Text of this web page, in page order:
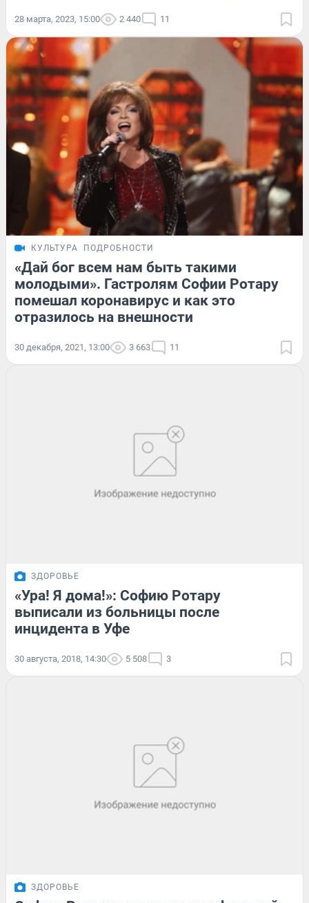
28 марта, 2023, 15:00 2 440 11
КУЛЬТУРА ПОДРОБНОСТИ
«Дай бог всем нам быть такими
молодыми». Гастролям Софии Ротару
помешал коронавирус и как это
отразилось на внешности
30 декабря, 2021, 13:00 3 663 11
ЗДОРОВЬЕ
«Ура! Я дома!»: Софию Ротару
выписали из больницы после
инцидента в Уфе
30 августа, 2018, 14:30 5 508 3
ЗДОРОВЬЕ